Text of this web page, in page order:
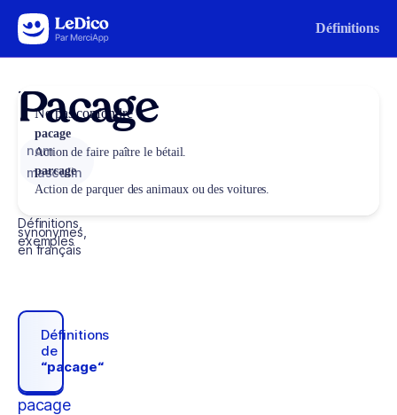
Aller au contenu Définitions
Pacage
nom
masculin
Définitions,
synonymes,
exemples
en français
Définitions
de
“pacage“
pacage
Ne pas confondre
pacage
Action de faire paître le bétail.
parcage
Action de parquer des animaux ou des voitures.